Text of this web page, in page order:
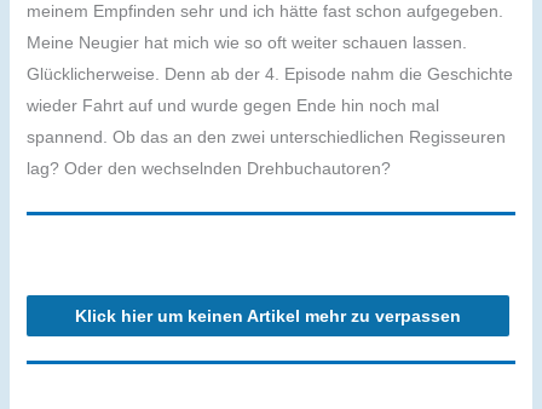
meinem Empfinden sehr und ich hätte fast schon aufgegeben.
Meine Neugier hat mich wie so oft weiter schauen lassen.
Glücklicherweise. Denn ab der 4. Episode nahm die Geschichte
wieder Fahrt auf und wurde gegen Ende hin noch mal
spannend. Ob das an den zwei unterschiedlichen Regisseuren
lag? Oder den wechselnden Drehbuchautoren?
Klick hier um keinen Artikel mehr zu verpassen